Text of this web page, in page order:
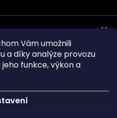
Vám umožnili
a díky analýze provozu
funkce, výkon a